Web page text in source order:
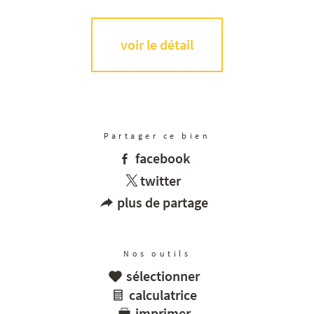
voir le détail
Partager ce bien
facebook
twitter
plus de partage
Nos outils
sélectionner
calculatrice